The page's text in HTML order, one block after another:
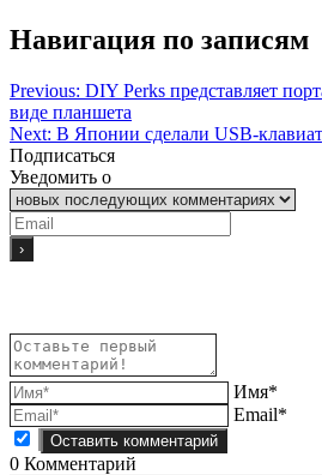
Навигация по записям
Previous: DIY Perks представляет
виде планшета
Next: В Японии сделали USB-
Подписаться
Уведомить о
Имя*
Email*
0 Комментарий